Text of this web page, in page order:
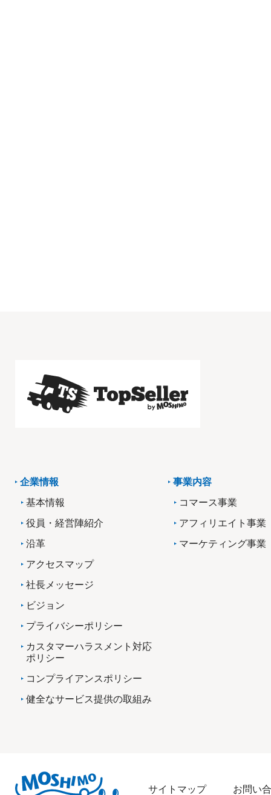
企業情報
基本情報
役員・経営陣紹介
沿革
アクセスマップ
社長メッセージ
ビジョン
プライバシーポリシー
カスタマーハラスメント対応
ポリシー
コンプライアンスポリシー
健全なサービス提供の取組み
事業内容
コマース事業
アフィリエイト事業
マーケティング事業
サイトマップ お問い